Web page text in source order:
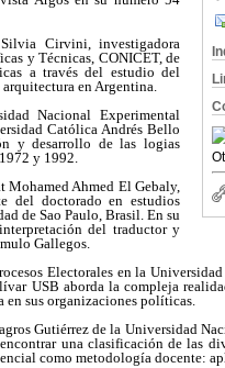
Cirvini, investigadora
y Técnicas, CONICET, de
a través del estudio del
en Argentina.
Nacional Experimental
Católica Andrés Bello
y desarrollo de las logias
y 1992.
Mohamed Ahmed El Gebaly,
del doctorado en estudios
de Sao Paulo, Brasil. En su
del traductor y
Gallegos.
Electorales en la
USB aborda la compleja
sus organizaciones políticas.
Gutiérrez de la Universidad
una clasificación de las
como metodología docente: